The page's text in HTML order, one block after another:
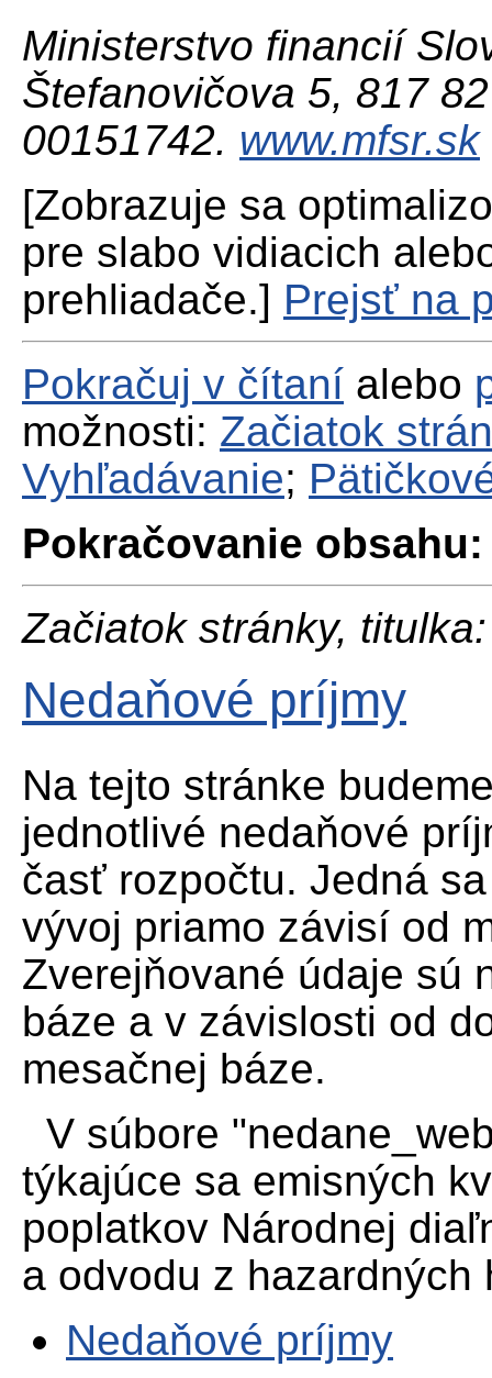
Ministerstvo financií
Štefanovičova 5, 817
00151742. www.mfsr.sk
[Zobrazuje sa
pre slabo vidiacich
prehliadače.] Prejsť na
Pokračuj v čítaní alebo
možnosti: Začiatok
Vyhľadávanie;
Pokračovanie obsahu:
Začiatok stránky, titulka:
Nedaňové príjmy
Na tejto stránke
jednotlivé nedaňové
časť rozpočtu. Jedná
vývoj priamo závisí od
Zverejňované údaje sú
báze a v závislosti od
mesačnej báze.
V súbore
týkajúce sa emisných
poplatkov Národnej
a odvodu z hazardných
Nedaňové príjmy